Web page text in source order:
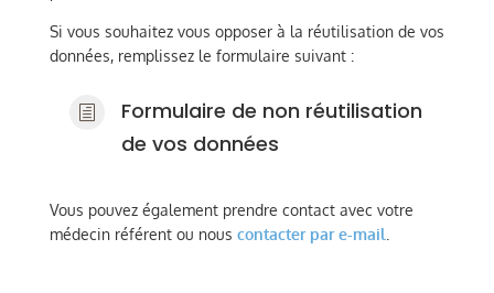
Si vous souhaitez vous opposer à la réutilisation de vos
données, remplissez le formulaire suivant :
h
Formulaire de non réutilisation
de vos données
Vous pouvez également prendre contact avec votre
médecin référent ou nous contacter par e-mail